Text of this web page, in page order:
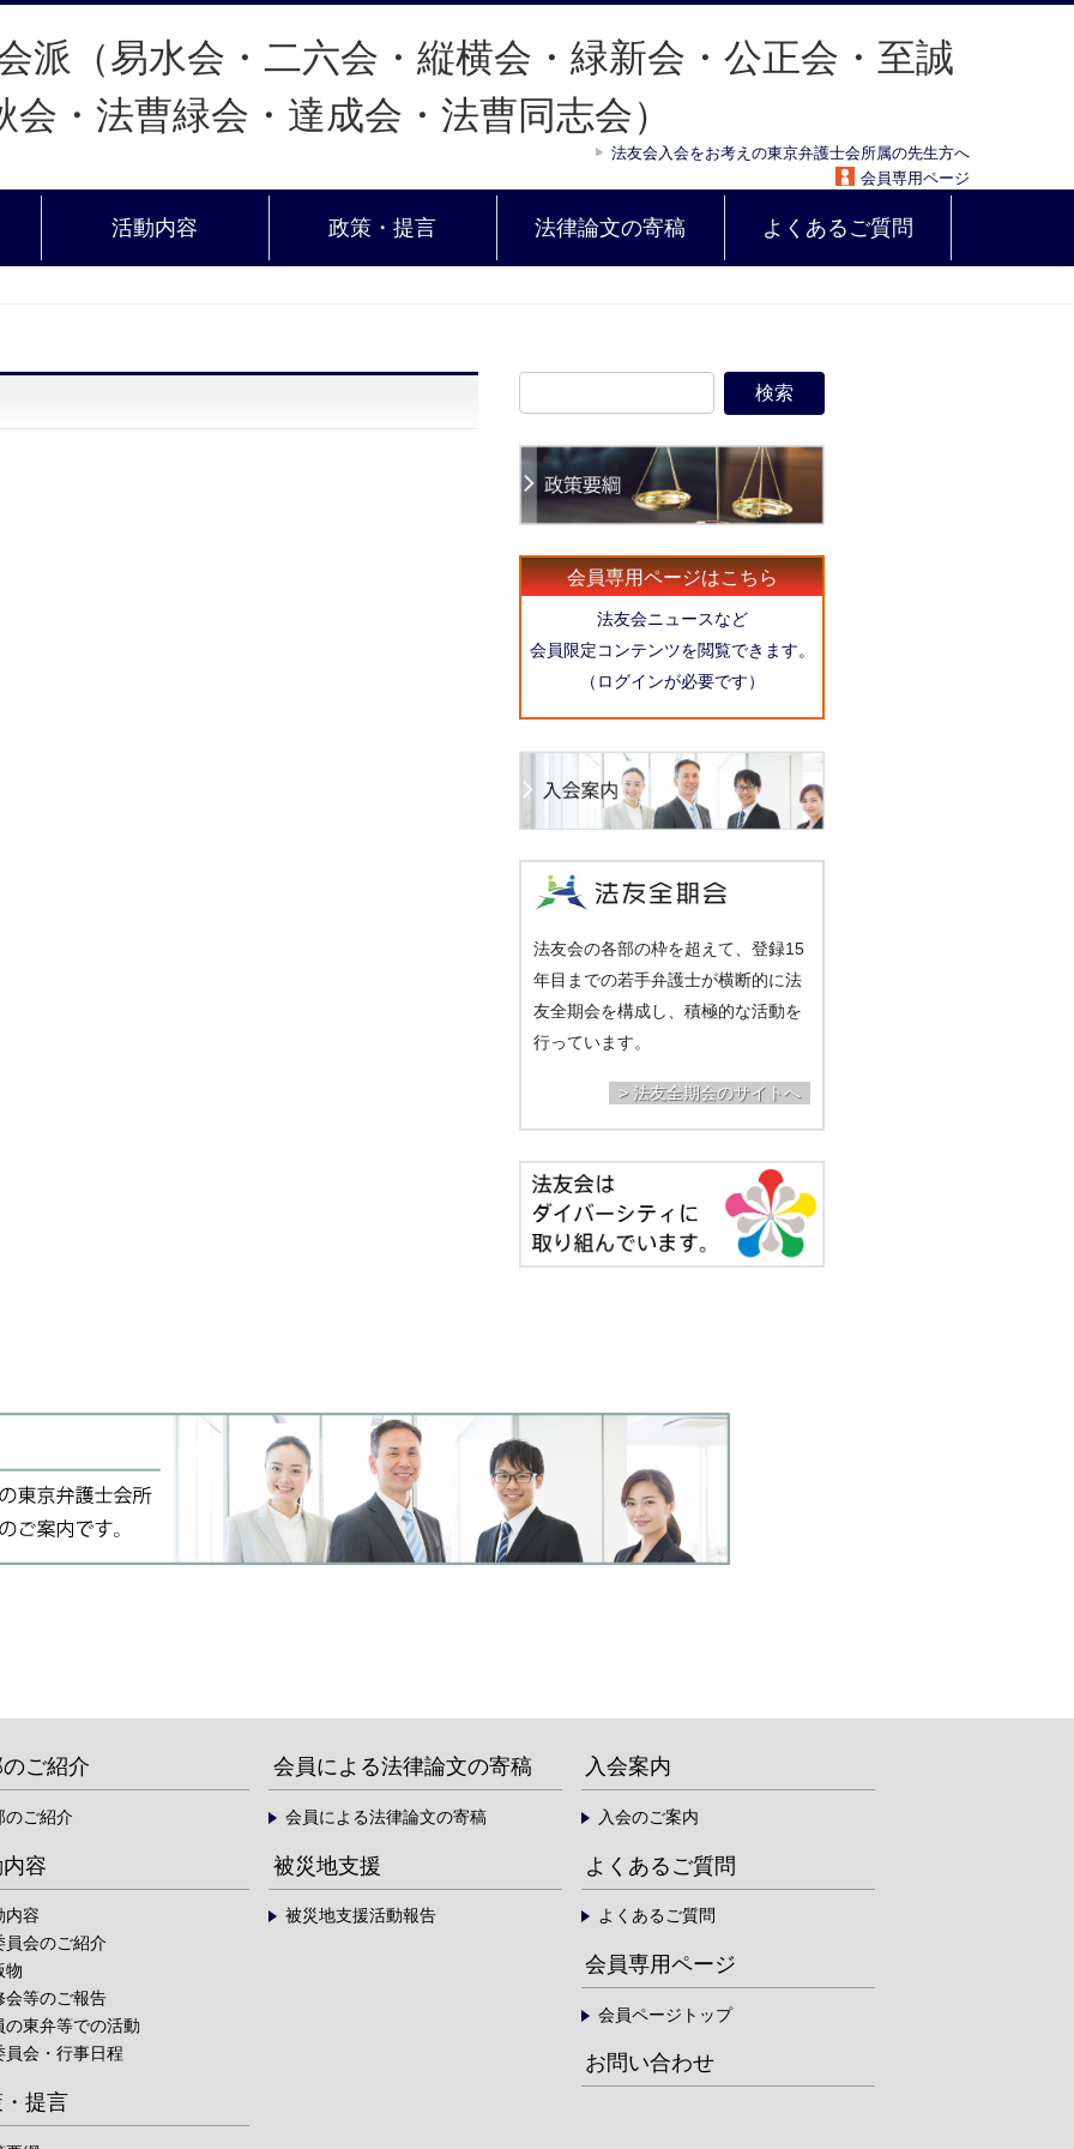
法友会入会をお考えの東京弁護士会所属の先生方へ
会員専用ページ
活動内容 政策・提言 法律論文の寄稿 よくあるご質問
会員専用ページはこちら
法友会ニュースなど
会員限定コンテンツを閲覧できます。
（ログインが必要です）
法友会の各部の枠を超えて、登録15
年目までの若手弁護士が横断的に法
友全期会を構成し、積極的な活動を
行っています。
> 法友全期会のサイトへ
ご紹介
のご紹介
容
内容
員会のご紹介
物
会等のご報告
の東弁等での活動
員会・行事日程
提言
会員による法律論文の寄稿
会員による法律論文の寄稿
被災地支援
被災地支援活動報告
入会案内
入会のご案内
よくあるご質問
よくあるご質問
会員専用ページ
会員ページトップ
お問い合わせ